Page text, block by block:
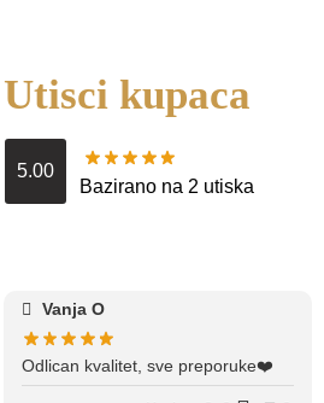
Utisci kupaca
5.00
Bazirano na 2 utiska
Vanja O
Odlican kvalitet, sve preporuke❤️